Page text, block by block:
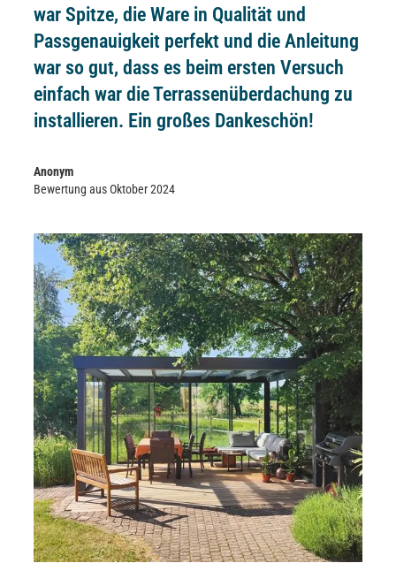
war Spitze, die Ware in Qualität und
Passgenauigkeit perfekt und die Anleitung
war so gut, dass es beim ersten Versuch
einfach war die Terrassenüberdachung zu
installieren. Ein großes Dankeschön!
Anonym
Bewertung aus Oktober 2024